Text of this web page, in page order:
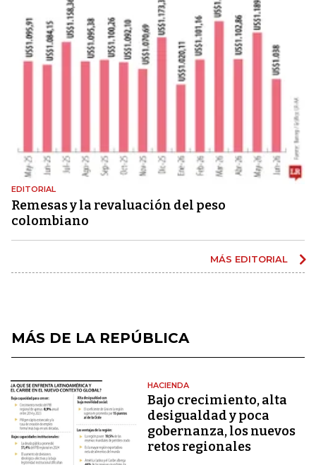
EDITORIAL
Remesas y la revaluación del peso
colombiano
MÁS EDITORIAL
MÁS DE LA REPÚBLICA
HACIENDA
Bajo crecimiento, alta
desigualdad y poca
gobernanza, los nuevos
retos regionales